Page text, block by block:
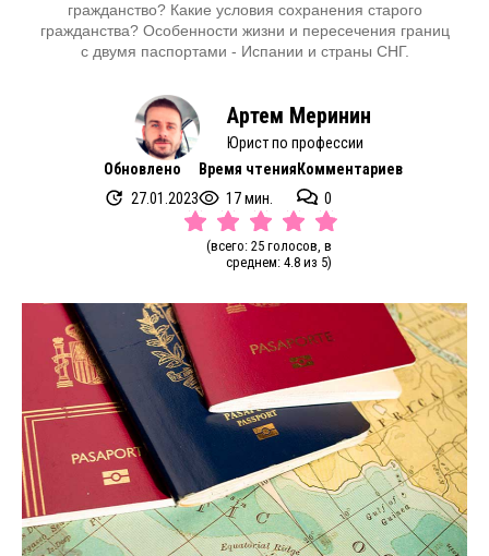
гражданство? Какие условия сохранения старого
гражданства? Особенности жизни и пересечения границ
с двумя паспортами - Испании и страны СНГ.
Артем Меринин
Юрист по профессии
Обновлено
27.01.2023
Время чтения
17 мин.
Комментариев
0
(всего: 25 голосов, в
среднем: 4.8 из 5)